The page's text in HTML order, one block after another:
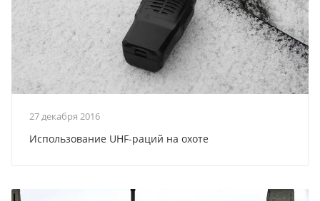
27 декабря 2016
Использование UHF-раций на охоте